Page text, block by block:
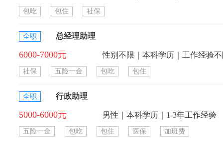
包吃 包住 社保
全职 总经理助理
6000-7000元 性别不限｜本科学历｜工作经验
社保 五险一金 包吃 包住
全职 行政助理
5000-6000元 男性｜本科学历｜1-3年工作经验
五险一金 包吃 包住 医保 加班费